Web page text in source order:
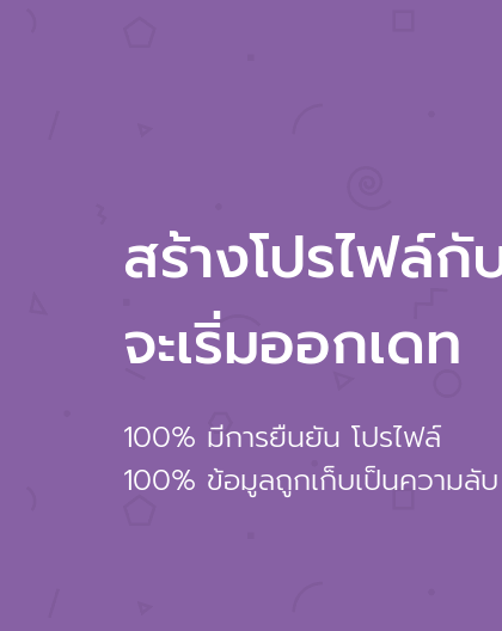
สร้างโปรไฟล์กั
จะเริ่มออกเดท
100% มีการยืนยัน โปรไฟล์
100% ข้อมูลถูกเก็บเป็นความลับ